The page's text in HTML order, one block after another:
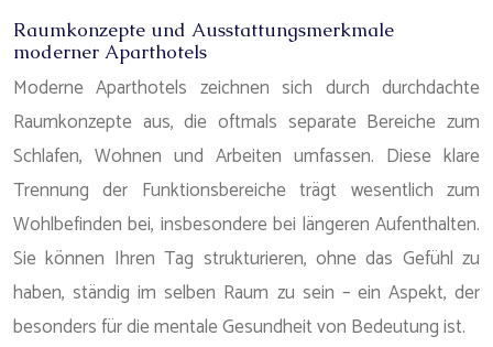
Raumkonzepte und Ausstattungsmerkmale
moderner Aparthotels
Moderne Aparthotels zeichnen sich durch durchdachte
Raumkonzepte aus, die oftmals separate Bereiche zum
Schlafen, Wohnen und Arbeiten umfassen. Diese klare
Trennung der Funktionsbereiche trägt wesentlich zum
Wohlbefinden bei, insbesondere bei längeren Aufenthalten.
Sie können Ihren Tag strukturieren, ohne das Gefühl zu
haben, ständig im selben Raum zu sein – ein Aspekt, der
besonders für die mentale Gesundheit von Bedeutung ist.